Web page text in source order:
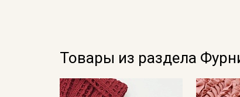
Товары из раздела